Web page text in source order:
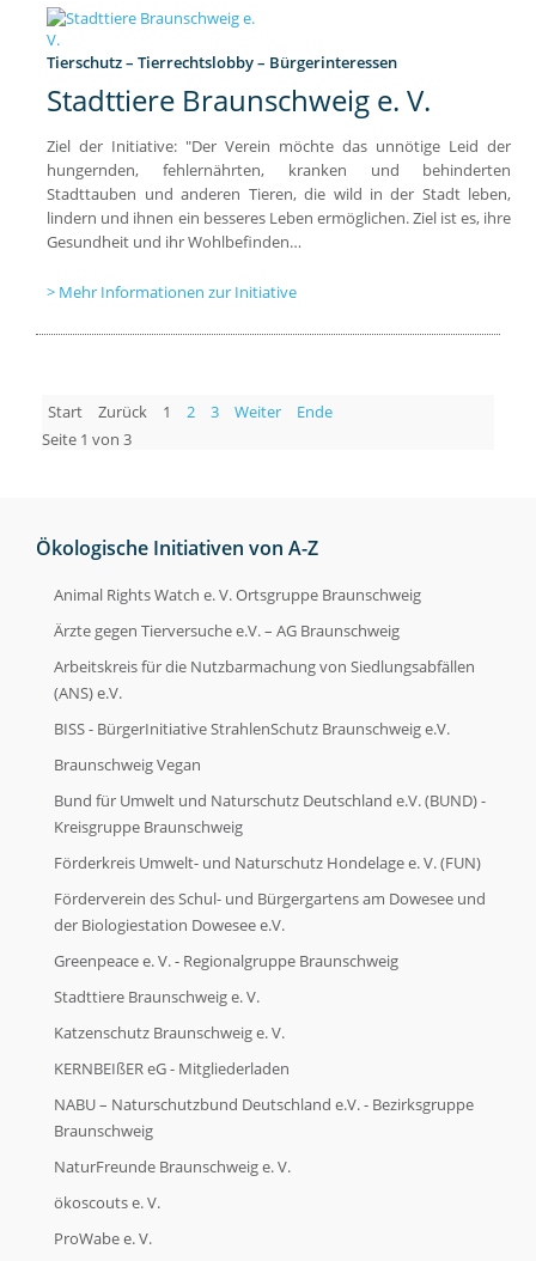
Tierschutz – Tierrechtslobby – Bürgerinteressen
Stadttiere Braunschweig e. V.
Ziel der Initiative: "Der Verein möchte das unnötige Leid der
hungernden, fehlernährten, kranken und behinderten
Stadttauben und anderen Tieren, die wild in der Stadt leben,
lindern und ihnen ein besseres Leben ermöglichen. Ziel ist es, ihre
Gesundheit und ihr Wohlbefinden…
Mehr Informationen zur Initiative
Start Zurück 1 2 3 Weiter
Ende
Seite 1 von 3
Ökologische Initiativen von A-Z
Animal Rights Watch e. V. Ortsgruppe Braunschweig
Ärzte gegen Tierversuche e.V. – AG Braunschweig
Arbeitskreis für die Nutzbarmachung von Siedlungsabfällen
(ANS) e.V.
BISS - BürgerInitiative StrahlenSchutz Braunschweig e.V.
Braunschweig Vegan
Bund für Umwelt und Naturschutz Deutschland e.V. (BUND) -
Kreisgruppe Braunschweig
Förderkreis Umwelt- und Naturschutz Hondelage e. V. (FUN)
Förderverein des Schul- und Bürgergartens am Dowesee und
der Biologiestation Dowesee e.V.
Greenpeace e. V. - Regionalgruppe Braunschweig
Stadttiere Braunschweig e. V.
Katzenschutz Braunschweig e. V.
KERNBEIßER eG - Mitgliederladen
NABU – Naturschutzbund Deutschland e.V. - Bezirksgruppe
Braunschweig
NaturFreunde Braunschweig e. V.
ökoscouts e. V.
ProWabe e. V.